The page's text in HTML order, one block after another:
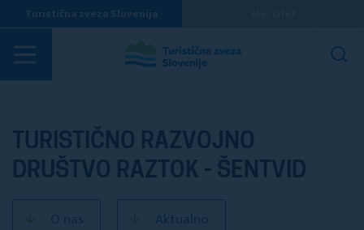
Turistična zveza Slovenija
Turistična društva
TURISTIČNO RAZVOJNO
DRUŠTVO RAZTOK - ŠENTVID
O nas Aktualno